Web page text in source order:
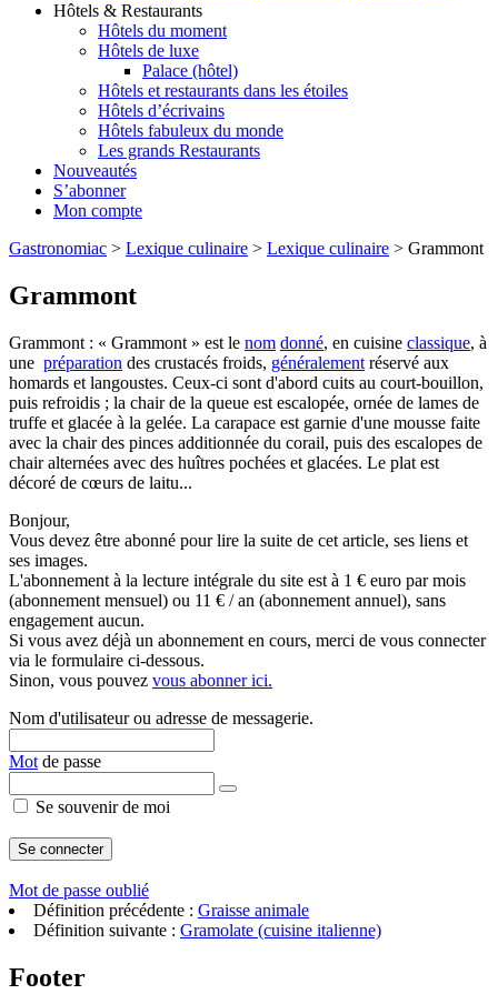
Hôtels & Restaurants
Hôtels du moment
Hôtels de luxe
Palace (hôtel)
Hôtels et restaurants dans les étoiles
Hôtels d’écrivains
Hôtels fabuleux du monde
Les grands Restaurants
Nouveautés
S’abonner
Mon compte
Gastronomiac > Lexique culinaire > Lexique culinaire > Grammont
Grammont
Grammont : « Grammont » est le nom donné, en cuisine classique, à
une préparation des crustacés froids, généralement réservé aux
homards et langoustes. Ceux-ci sont d'abord cuits au court-bouillon,
puis refroidis ; la chair de la queue est escalopée, ornée de lames de
truffe et glacée à la gelée. La carapace est garnie d'une mousse faite
avec la chair des pinces additionnée du corail, puis des escalopes de
chair alternées avec des huîtres pochées et glacées. Le plat est
décoré de cœurs de laitu...
Bonjour,
Vous devez être abonné pour lire la suite de cet article, ses liens et
ses images.
L'abonnement à la lecture intégrale du site est à 1 € euro par mois
(abonnement mensuel) ou 11 € / an (abonnement annuel), sans
engagement aucun.
Si vous avez déjà un abonnement en cours, merci de vous connecter
via le formulaire ci-dessous.
Sinon, vous pouvez vous abonner ici.
Nom d'utilisateur ou adresse de messagerie.
Mot de passe
Se souvenir de moi
Mot de passe oublié
Définition précédente : Graisse animale
Définition suivante : Gramolate (cuisine italienne)
Footer